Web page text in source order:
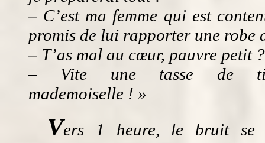
– C’est ma femme qui est
promis de lui rapporter une robe
– T’as mal au cœur, pauvre petit ?
– Vite une tasse de
mademoiselle ! »
Vers 1 heure, le bruit se